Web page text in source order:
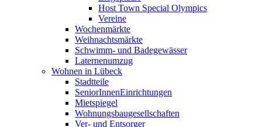
Host Town Special Olympics
Vereine
Wochenmärkte
Weihnachtsmärkte
Schwimm- und Badegewässer
Laternenumzug
Wohnen in Lübeck
Stadtteile
SeniorInnenEinrichtungen
Mietspiegel
Wohnungsbaugesellschaften
Ver- und Entsorger